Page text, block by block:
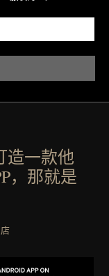
造一款他
，那就是